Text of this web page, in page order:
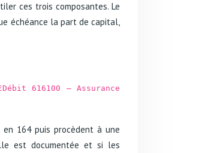
ces trois composantes. Le
échéance la part de capital,
616100 – Assurance
en 164 puis procèdent à une
est documentée et si les